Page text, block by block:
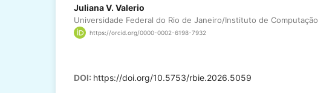
Juliana V. Valerio
Universidade Federal do Rio de Janeiro/Instituto de Computação
https://orcid.org/0000-0002-6198-7932
DOI: https://doi.org/10.5753/rbie.2026.5059